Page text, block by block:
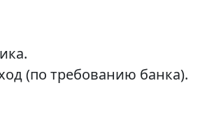
(по требованию банка).